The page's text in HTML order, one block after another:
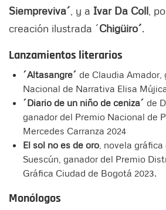
Siempreviva´ , y a Ivar Da Coll ,
creación ilustrada ´Chigüiro´.
Lanzamientos literarios
´Altasangre´ de Claudia
Nacional de Narrativa Elisa
´Diario de un niño de ceniza´ de
ganador del Premio Nacional de
Mercedes Carranza 2024
El sol no es de oro , novela
Suescún, ganador del Premio
Gráfica Ciudad de Bogotá 2023.
Monólogos